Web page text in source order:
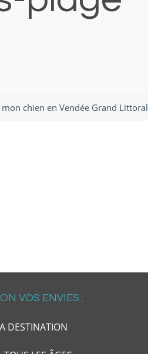
mon chien en Vendée Grand Littoral
VOS ENVIES :
DESTINATION